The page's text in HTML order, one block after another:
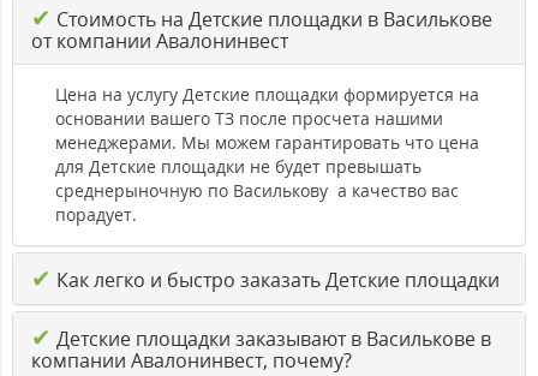
✔ Стоимость на Детские площадки в Василькове
от компании Авалонинвест
Цена на услугу Детские площадки формируется на
основании вашего ТЗ после просчета нашими
менеджерами. Мы можем гарантировать что цена
для Детские площадки не будет превышать
среднерыночную по Василькову а качество вас
порадует.
✔ Как легко и быстро заказать Детские площадки
✔ Детские площадки заказывают в Василькове в
компании Авалонинвест, почему?